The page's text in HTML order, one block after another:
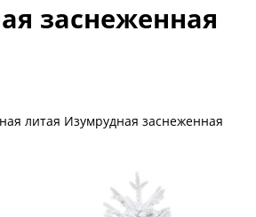
заснеженная
литая Изумрудная заснеженная